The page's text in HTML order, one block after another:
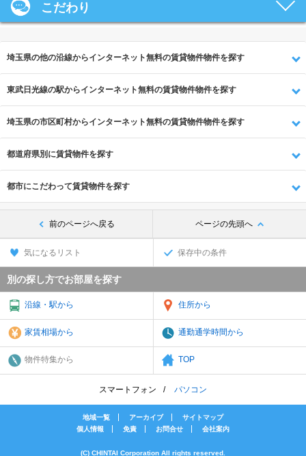
こだわり
埼玉県の他の沿線からインターネット無料の賃貸物件物件を探す
東武日光線の駅からインターネット無料の賃貸物件物件を探す
埼玉県の市区町村からインターネット無料の賃貸物件物件を探す
都道府県別に賃貸物件を探す
都市にこだわって賃貸物件を探す
前のページへ戻る ページの先頭へ
気になるリスト 保存中の条件
別の探し方でお部屋を探す
沿線・駅から 住所から
家賃相場から 通勤通学時間から
物件特集から TOP
スマートフォン パソコン
地域一覧 アーカイブ
サイトマップ
個人情報
免責 お問合せ 会社案内
(C) CHINTAI Corporation All rights reserved.